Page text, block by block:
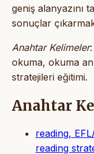
geniş alanyazını
sonuçlar
Anahtar Kelimeler
okuma, okuma
stratejileri eğitimi.
Anahtar
reading,
reading